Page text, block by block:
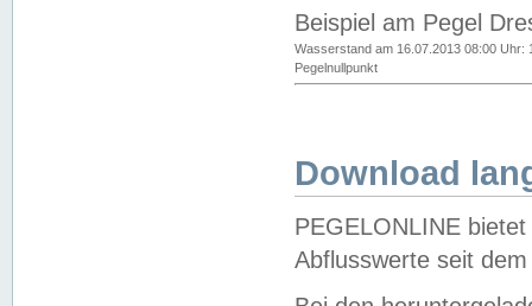
Beispiel am Pegel
Wasserstand am 16.07.2013 08:00 Uhr:
Pegelnullpunkt
Download
PEGELONLINE
Abflusswerte seit